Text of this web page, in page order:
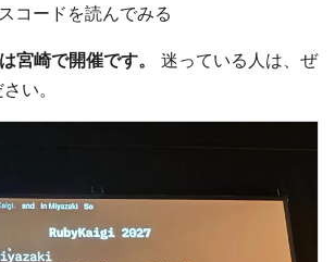
コードを読んでみる
崎で開催です。
迷っている人は、ぜ
い。